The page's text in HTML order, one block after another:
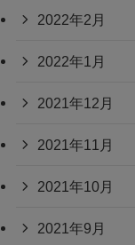
2022年2月
2022年1月
2021年12月
2021年11月
2021年10月
2021年9月